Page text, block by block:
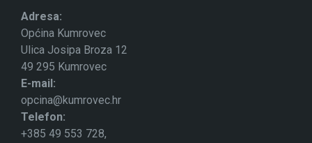
Adresa:
Općina Kumrovec
Ulica Josipa Broza 12
49 295 Kumrovec
E-mail:
opcina@kumrovec.hr
Telefon:
+385 49 553 728,